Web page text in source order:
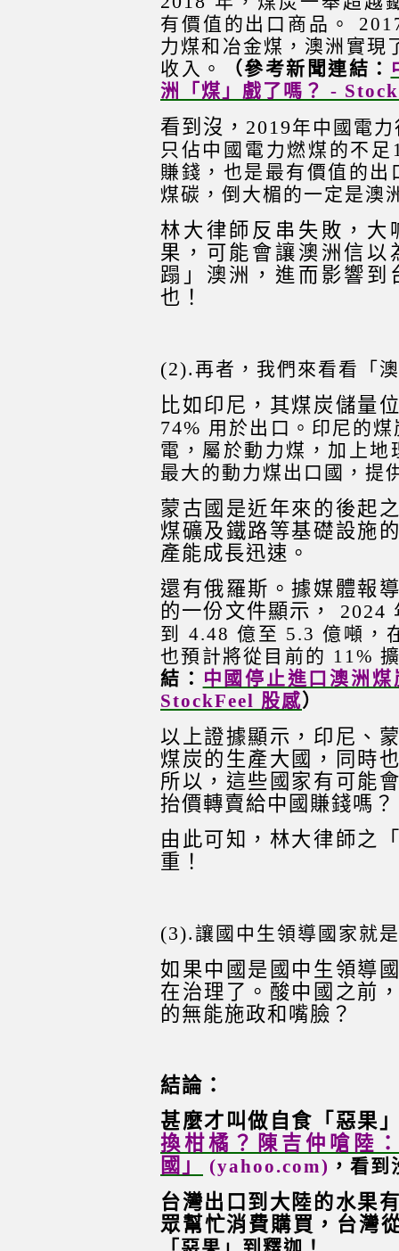
有價值的出口商品。
力煤和冶金煤，澳洲實現
收入。
（參考新聞連結：
洲「煤」戲了嗎？ -
看到沒，2019年中國電
只佔中國電力燃煤的不
賺錢，也是最有價值的
煤碳，倒大楣的一定是澳
林大律師反串失敗，大
果，可能會讓澳洲信
蹋」澳洲，進而影響
也！
(2).再者，我們來看看「
比如印尼，其煤炭儲量
74% 用於出口。印尼的
電，屬於動力煤，加上
最大的動力煤出口國，提
蒙古國是近年來的後起
煤礦及鐵路等基礎設施
產能成長迅速。
還有俄羅斯。據媒體報
的一份文件顯示， 2024
到 4.48 億至 5.3 億噸，
也預計將從目前的 11%
結： 中國停止進口澳洲
StockFeel 股感）
以上證據顯示，印尼、
煤炭的生產大國，同時
所以，這些國家有可能
抬價轉賣給中國賺錢嗎？
由此可知，林大律師之
重！
(3).讓國中生領導國家就
如果中國是國中生領導
在治理了。酸中國之前
的無能施政和嘴臉？
結論：
甚麼才叫做自食「惡果
換柑橘？陳吉仲嗆陸
國」
(yahoo.com) ，看
台灣出口到大陸的水果
眾幫忙消費購買，台灣